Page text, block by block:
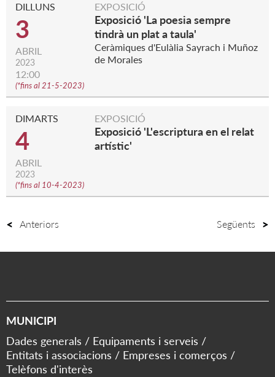
DILLUNS
3
ABRIL
2023
12:00
(*fins al 21-5-2023)
EXPOSICIÓ
Exposició 'La poesia sempre
tindrà un plat a taula'
Ceràmiques d'Eulàlia Sayrach i Muñoz
de Morales
DIMARTS
4
ABRIL
2023
(*fins al 10-4-2023)
EXPOSICIÓ
Exposició 'L'escriptura en el relat
artístic'
Anteriors Següents
MUNICIPI
Dades generals
Equipaments i serveis
Entitats i associacions
Empreses i comerços
Telèfons d'interès